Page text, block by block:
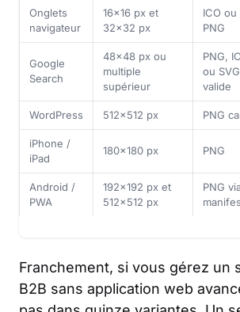
Onglets
navigateur
16×16 px et
32×32 px
ICO ou
PNG
Google
Search
48×48 px ou
multiple
supérieur
PNG,
ou SVG
valide
WordPress 512×512 px PNG
iPhone /
iPad
180×180 px PNG
Android /
PWA
192×192 px et
512×512 px
PNG
Franchement, si vous gérez un
B2B sans application web